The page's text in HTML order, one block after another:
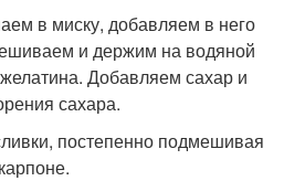
в миску, добавляем в него
и держим на водяной
Добавляем сахар и
сахара.
постепенно подмешивая